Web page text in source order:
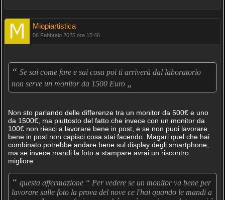
Miopiartistica
06 Febbraio 2025 ore 15:46
“ Se sai come fare e sai cosa poi ti arriverà dal laboratorio
non serve un monitor da 1500 Euro „
Non sto parlando delle differenze tra un monitor da 500€ e uno
da 1500€, ma piuttosto del fatto che invece con un monitor da
100€ non riesci a lavorare bene in post, e se non puoi lavorare
bene in post non capisci cosa stai facendo. Magari quel che hai
combinato potrebbe andare bene sul display degli smartphone,
ma se invece mandi la foto a stampare avrai un riscontro
migliore.
“ questa affermazione “ Per vedere se un monitor va bene per
lavorare sulle foto la prova del nove ce l'hai quando le mandi a